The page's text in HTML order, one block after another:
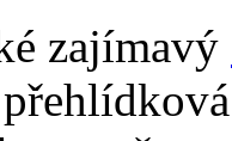
zajímavý